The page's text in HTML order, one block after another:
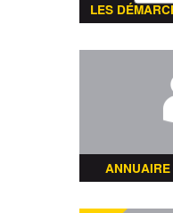
LES